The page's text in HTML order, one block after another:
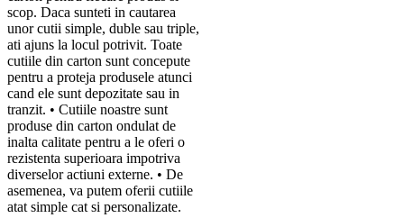
scop. Daca sunteti in cautarea
unor cutii simple, duble sau triple,
ati ajuns la locul potrivit. Toate
cutiile din carton sunt concepute
pentru a proteja produsele atunci
cand ele sunt depozitate sau in
tranzit. • Cutiile noastre sunt
produse din carton ondulat de
inalta calitate pentru a le oferi o
rezistenta superioara impotriva
diverselor actiuni externe. • De
asemenea, va putem oferii cutiile
atat simple cat si personalizate.